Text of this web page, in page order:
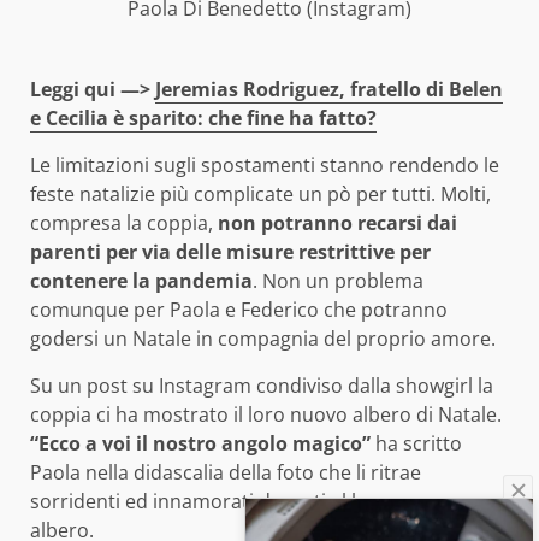
Paola Di Benedetto (Instagram)
Leggi qui —> Jeremias Rodriguez, fratello di Belen
e Cecilia è sparito: che fine ha fatto?
Le limitazioni sugli spostamenti stanno rendendo le
feste natalizie più complicate un pò per tutti. Molti,
compresa la coppia, non potranno recarsi dai
parenti per via delle misure restrittive per
contenere la pandemia. Non un problema
comunque per Paola e Federico che potranno
godersi un Natale in compagnia del proprio amore.
Su un post su Instagram condiviso dalla showgirl la
coppia ci ha mostrato il loro nuovo albero di Natale.
“Ecco a voi il nostro angolo magico” ha scritto
Paola nella didascalia della foto che li ritrae
sorridenti ed innamorati davanti al loro nuovo
albero.